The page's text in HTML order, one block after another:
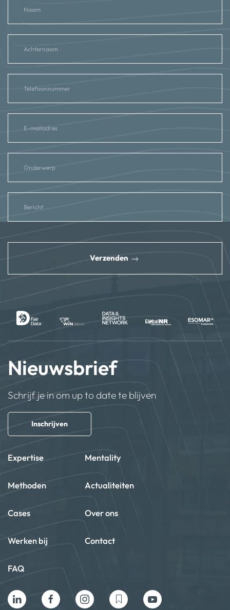
Verzenden
Nieuwsbrief
Schrijf je in om up to date te blijven
Inschrijven
Expertise Mentality
Methoden Actualiteiten
Cases Over ons
Werken bij Contact
FAQ